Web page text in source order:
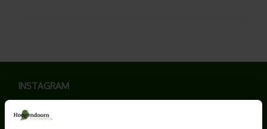
INSTAGRAM